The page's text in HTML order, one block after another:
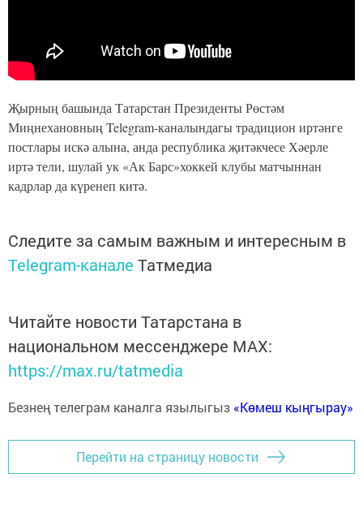
Җырның башында Татарстан Президенты Рөстәм
Миңнехановның Telegram-каналындагы традицион иртәнге
постлары искә алына, анда республика җитәкчесе Хәерле
иртә тели, шулай ук «Ак Барс»хоккей клубы матчыннан
кадрлар да күренеп китә.
Следите за самым важным и интересным в
Telegram-канале Татмедиа
Читайте новости Татарстана в
национальном мессенджере MАХ:
https://max.ru/tatmedia
Безнең телеграм каналга язылыгыз «Көмеш кыңгырау»
Перейти на страницу новости